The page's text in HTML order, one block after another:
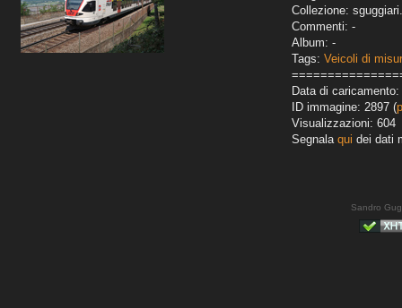
Collezione:
Commenti: -
Album: -
Tags: Veicoli di
Data di
ID immagine: 2897 (
Visualizzazioni: 604
Segnala qui dei dati
Sandro